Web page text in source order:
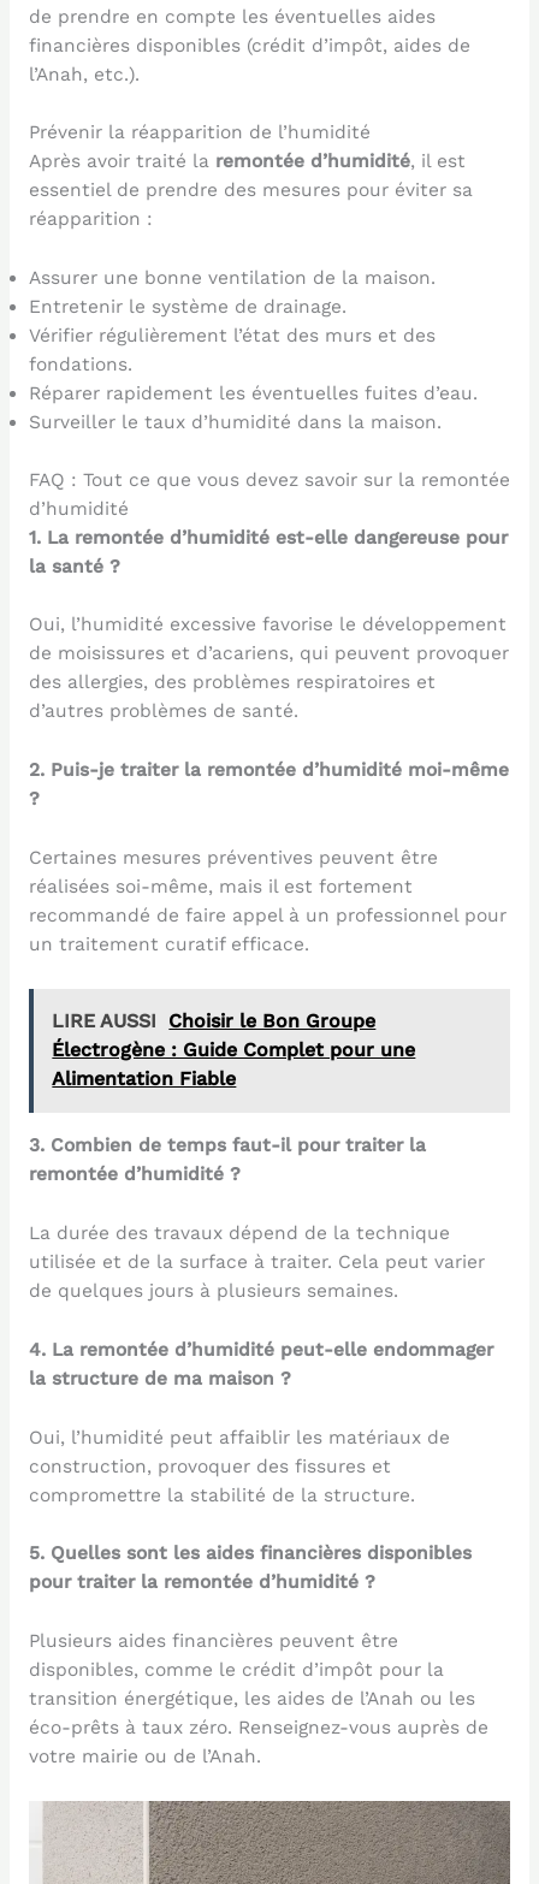
de prendre en compte les éventuelles aides
financières disponibles (crédit d’impôt, aides de
l’Anah, etc.).
Prévenir la réapparition de l’humidité
Après avoir traité la remontée d’humidité, il est
essentiel de prendre des mesures pour éviter sa
réapparition :
Assurer une bonne ventilation de la maison.
Entretenir le système de drainage.
Vérifier régulièrement l’état des murs et des
fondations.
Réparer rapidement les éventuelles fuites d’eau.
Surveiller le taux d’humidité dans la maison.
FAQ : Tout ce que vous devez savoir sur la remontée
d’humidité
1. La remontée d’humidité est-elle dangereuse pour
la santé ?
Oui, l’humidité excessive favorise le développement
de moisissures et d’acariens, qui peuvent provoquer
des allergies, des problèmes respiratoires et
d’autres problèmes de santé.
2. Puis-je traiter la remontée d’humidité moi-même
?
Certaines mesures préventives peuvent être
réalisées soi-même, mais il est fortement
recommandé de faire appel à un professionnel pour
un traitement curatif efficace.
LIRE AUSSI
Choisir le Bon Groupe
Électrogène : Guide Complet pour une
Alimentation Fiable
3. Combien de temps faut-il pour traiter la
remontée d’humidité ?
La durée des travaux dépend de la technique
utilisée et de la surface à traiter. Cela peut varier
de quelques jours à plusieurs semaines.
4. La remontée d’humidité peut-elle endommager
la structure de ma maison ?
Oui, l’humidité peut affaiblir les matériaux de
construction, provoquer des fissures et
compromettre la stabilité de la structure.
5. Quelles sont les aides financières disponibles
pour traiter la remontée d’humidité ?
Plusieurs aides financières peuvent être
disponibles, comme le crédit d’impôt pour la
transition énergétique, les aides de l’Anah ou les
éco-prêts à taux zéro. Renseignez-vous auprès de
votre mairie ou de l’Anah.